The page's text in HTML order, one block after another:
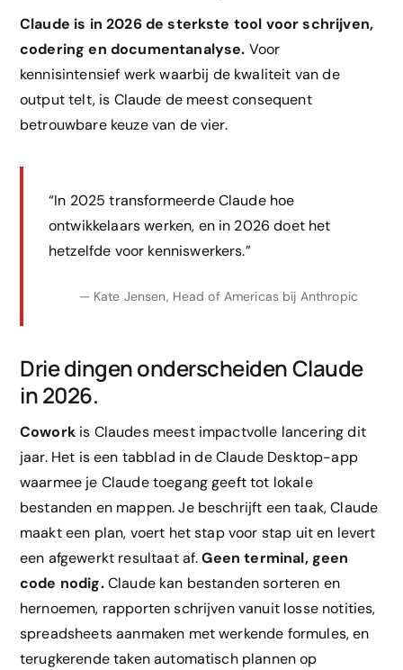
Claude is in 2026 de sterkste tool voor schrijven,
codering en documentanalyse. Voor
kennisintensief werk waarbij de kwaliteit van de
output telt, is Claude de meest consequent
betrouwbare keuze van de vier.
“In 2025 transformeerde Claude hoe
ontwikkelaars werken, en in 2026 doet het
hetzelfde voor kenniswerkers.”
— Kate Jensen, Head of Americas bij Anthropic
Drie dingen onderscheiden Claude
in 2026.
Coworkis Claudes meest impactvolle lancering dit
jaar. Het is een tabblad in de Claude Desktop-app
waarmee je Claude toegang geeft tot lokale
bestanden en mappen. Je beschrijft een taak, Claude
maakt een plan, voert het stap voor stap uit en levert
een afgewerkt resultaat af.Geen terminal, geen
code nodig.Claude kan bestanden sorteren en
hernoemen, rapporten schrijven vanuit losse notities,
spreadsheets aanmaken met werkende formules, en
terugkerende taken automatisch plannen op